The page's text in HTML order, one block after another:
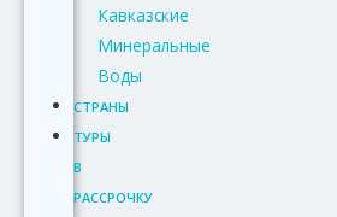
Кавказские
Минеральные
Воды
СТРАНЫ
ТУРЫ
В
РАССРОЧКУ